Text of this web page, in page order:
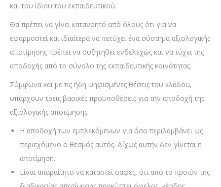
και του ίδιου του εκπαιδευτικού.
Θα πρέπει να γίνει κατανοητό από όλους ότι για να
εφαρμοστεί και ιδιαίτερα να πετύχει ένα σύστημα αξιολογικής
αποτίμησης πρέπει να συζητηθεί ενδελεχώς και να τύχει της
αποδοχής από το σύνολο της εκπαιδευτικής κοινότητας.
Σύμφωνα και με τις ήδη ψηφισμένες θέσεις του κλάδου,
υπάρχουν τρεις βασικές προϋποθέσεις για την αποδοχή της
αξιολογικής αποτίμησης:
Η αποδοχή των εμπλεκόμενων για όσα περιλαμβάνει ως
περιεχόμενο ο θεσμός αυτός. Δίχως αυτήν δεν γίνεται η
αποτίμηση.
Είναι απαραίτητο να καταστεί σαφές, ότι από το προϊόν της